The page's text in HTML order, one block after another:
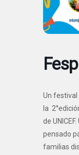
Un festival
la
de
pensado
familias